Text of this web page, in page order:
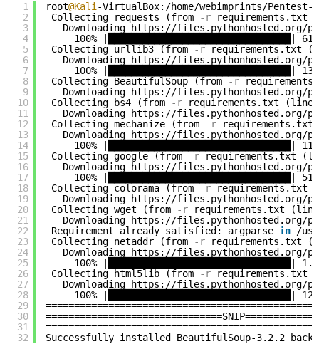
1
2
3
4
5
6
7
8
9
10
11
12
13
14
15
16
17
18
19
20
21
22
23
24
25
26
27
28
29
30
31
32
root@Kali -VirtualBox:/home/webimprints/Pentest-
Collecting requests (from
-r
requirements.txt
Downloading https://files.pythonhosted.org/
100% |████████████████████████████████|
Collecting urllib3 (from
-r
requirements.txt
Downloading https://files.pythonhosted.org/
100% |████████████████████████████████|
Collecting BeautifulSoup (from
-r
Downloading https://files.pythonhosted.org/
Collecting bs4 (from
-r
requirements.txt (line
Downloading https://files.pythonhosted.org/
Collecting mechanize (from
-r
Downloading https://files.pythonhosted.org/
100% |████████████████████████████████|
Collecting google (from
-r
requirements.txt
Downloading https://files.pythonhosted.org/
100% |████████████████████████████████|
Collecting colorama (from
-r
requirements.txt
Downloading https://files.pythonhosted.org/
Collecting wget (from
-r
requirements.txt
Downloading https://files.pythonhosted.org/
Requirement already satisfied: argparse in
/
Collecting netaddr (from
-r
requirements.txt
Downloading https://files.pythonhosted.org/
100% |████████████████████████████████|
Collecting html5lib (from
-r
requirements.txt
Downloading https://files.pythonhosted.org/
100% |████████████████████████████████|
Successfully installed BeautifulSoup-3.2.2